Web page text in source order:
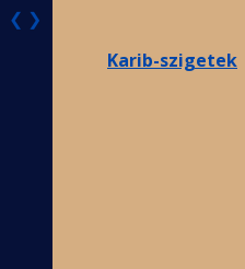
Karib-szigetek
❮ ❯